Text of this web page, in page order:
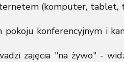
(komputer, tablet,
konferencyjnym i
zajęcia "na żywo" -